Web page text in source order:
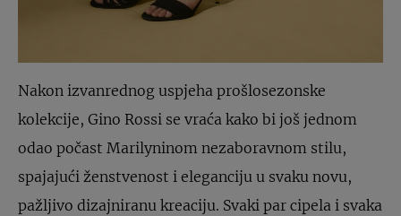
Nakon izvanrednog uspjeha prošlosezonske
kolekcije, Gino Rossi se vraća kako bi još jednom
odao počast Marilyninom nezaboravnom stilu,
spajajući ženstvenost i eleganciju u svaku novu,
pažljivo dizajniranu kreaciju. Svaki par cipela i svaka